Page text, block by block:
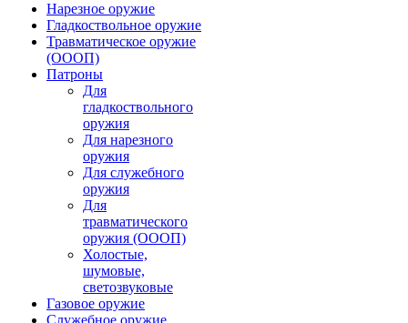
Нарезное оружие
Гладкоствольное оружие
Травматическое оружие
(ОООП)
Патроны
Для
гладкоствольного
оружия
Для нарезного
оружия
Для служебного
оружия
Для
травматического
оружия (ОООП)
Холостые,
шумовые,
светозвуковые
Газовое оружие
Служебное оружие